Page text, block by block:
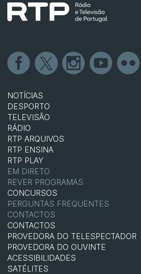
NOTÍCIAS
DESPORTO
TELEVISÃO
RÁDIO
RTP ARQUIVOS
RTP ENSINA
RTP PLAY
EM DIRETO
REVER PROGRAMAS
CONCURSOS
PERGUNTAS FREQUENTES
CONTACTOS
CONTACTOS
PROVEDORA DO TELESPECTADOR
PROVEDORA DO OUVINTE
ACESSIBILIDADES
SATÉLITES